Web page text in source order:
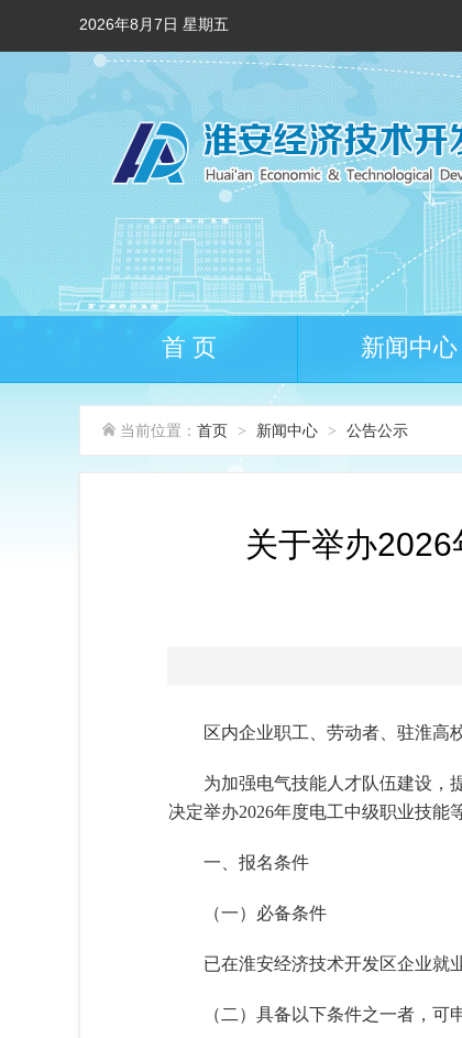
2026年8月7日 星期五
首 页 新闻中心
当前位置： 首页 > 新闻中心 > 公告公示
关于举办2026
区内企业职工、劳动者、驻淮高
为加强电气技能人才队伍建设，
决定举办2026年度电工中级职业技
一、报名条件
（一）必备条件
已在淮安经济技术开发区企业就
（二）具备以下条件之一者，可